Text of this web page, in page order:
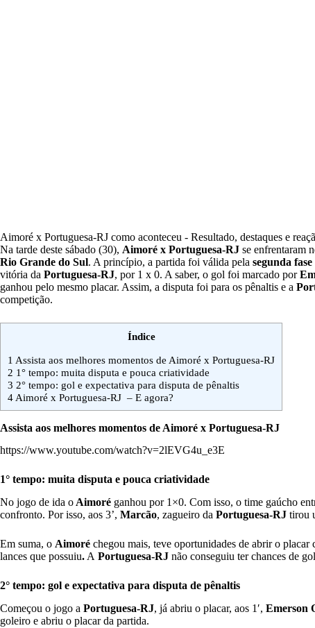
Aimoré x Portuguesa-RJ como aconteceu - Resultado, destaques e
Na tarde deste sábado (30), Aimoré x Portuguesa-RJ se enfrentaram
Rio Grande do Sul. A princípio, a partida foi válida pela segunda fase
vitória da Portuguesa-RJ, por 1 x 0. A saber, o gol foi marcado por
ganhou pelo mesmo placar. Assim, a disputa foi para os pênaltis e a
competição.
Índice
1 Assista aos melhores momentos de Aimoré x Portuguesa-RJ
2 1° tempo: muita disputa e pouca criatividade
3 2° tempo: gol e expectativa para disputa de pênaltis
4 Aimoré x Portuguesa-RJ – E agora?
Assista aos melhores momentos de Aimoré x Portuguesa-RJ
https://www.youtube.com/watch?v=2lEVG4u_e3E
1° tempo: muita disputa e pouca criatividade
No jogo de ida o Aimoré ganhou por 1×0. Com isso, o time gaúcho
confronto. Por isso, aos 3’, Marcão, zagueiro da Portuguesa-RJ tirou
Em suma, o Aimoré chegou mais, teve oportunidades de abrir o
lances que possuiu. A Portuguesa-RJ não conseguiu ter chances de
2° tempo: gol e expectativa para disputa de pênaltis
Começou o jogo a Portuguesa-RJ, já abriu o placar, aos 1′, Emerson
goleiro e abriu o placar da partida.